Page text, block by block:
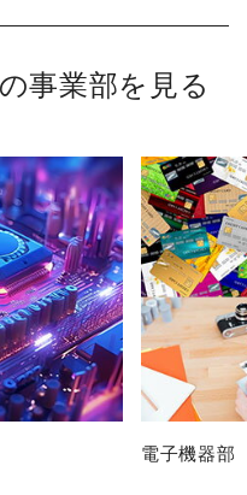
事業部を見る
電子機器部